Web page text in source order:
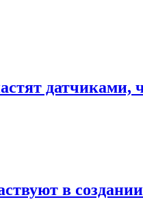
датчиками,
в